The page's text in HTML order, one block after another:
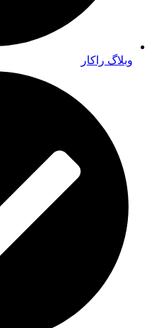
وبلاگ راکار